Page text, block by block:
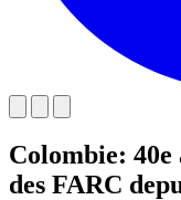
Colombie: 40e
des FARC